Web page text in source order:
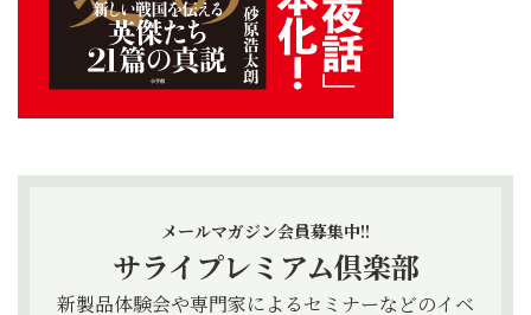
メールマガジン会員募集中!!
サライプレミアム倶楽部
新製品体験会や専門家によるセミナーなどのイベ